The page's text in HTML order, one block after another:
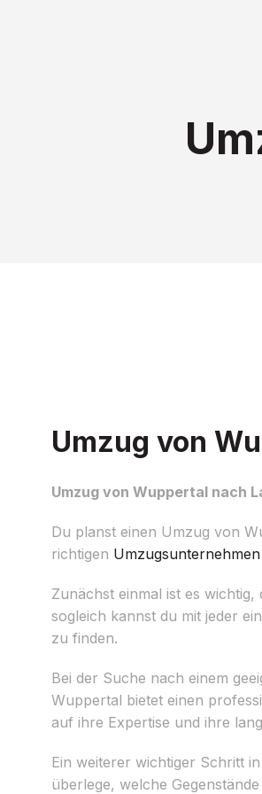
Umzug von
Umzug von Wuppertal nach
Du planst einen Umzug von
richtigen Umzugsunternehmen
Zunächst einmal ist es
sogleich kannst du mit jeder
zu finden.
Bei der Suche nach einem
Wuppertal bietet einen
auf ihre Expertise und ihre
Ein weiterer wichtiger Schritt
überlege, welche